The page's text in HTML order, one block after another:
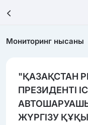
Мониторинг нысаны
"ҚАЗАҚСТАН
ПРЕЗИДЕНТІ
ЖҮРГІЗУ